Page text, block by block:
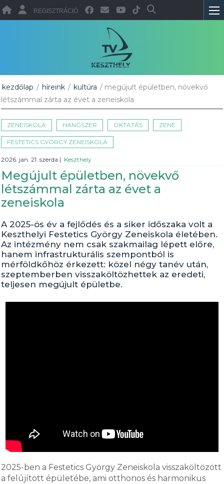
REGISZTRÁCIÓ
kezdőlap / híreink / kultúra / megújult épületben, növekvő
létszámmal zárta az évet a zeneiskola
ZENEISKOLA HANGSZER OKTATÁS ZENE
FESTETICS GYÖRGY ZENEISKOLA
2026. jan. 21. szerda | Keszthely
Megújult épületben, növekvő
létszámmal zárta az évet a
zeneiskola
A 2025-ös év a fejlődés és a siker időszaka volt a
Keszthelyi Festetics György Zeneiskola életében.
Az intézmény nem csak szakmailag lépett előre,
hanem infrastrukturális szempontból is
mérföldkőhöz érkezett: közel négy tanév után,
szeptemberben visszaköltözhettek az eredeti,
teljesen megújult épületbe.
2025-ben a Festetics György Zeneiskola visszaköltözött
a felújított épületébe, ami otthonos és harmonikus